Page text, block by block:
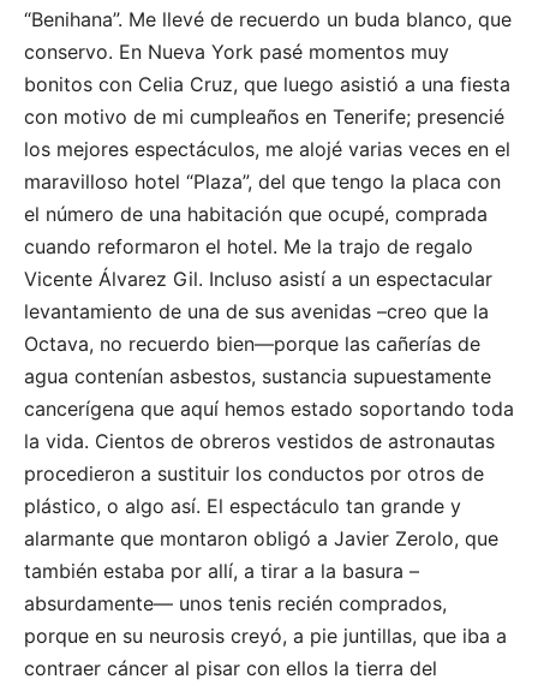
“Benihana”. Me llevé de recuerdo un buda blanco, que
conservo. En Nueva York pasé momentos muy
bonitos con Celia Cruz, que luego asistió a una fiesta
con motivo de mi cumpleaños en Tenerife; presencié
los mejores espectáculos, me alojé varias veces en el
maravilloso hotel “Plaza”, del que tengo la placa con
el número de una habitación que ocupé, comprada
cuando reformaron el hotel. Me la trajo de regalo
Vicente Álvarez Gil. Incluso asistí a un espectacular
levantamiento de una de sus avenidas –creo que la
Octava, no recuerdo bien—porque las cañerías de
agua contenían asbestos, sustancia supuestamente
cancerígena que aquí hemos estado soportando toda
la vida. Cientos de obreros vestidos de astronautas
procedieron a sustituir los conductos por otros de
plástico, o algo así. El espectáculo tan grande y
alarmante que montaron obligó a Javier Zerolo, que
también estaba por allí, a tirar a la basura –
absurdamente— unos tenis recién comprados,
porque en su neurosis creyó, a pie juntillas, que iba a
contraer cáncer al pisar con ellos la tierra del